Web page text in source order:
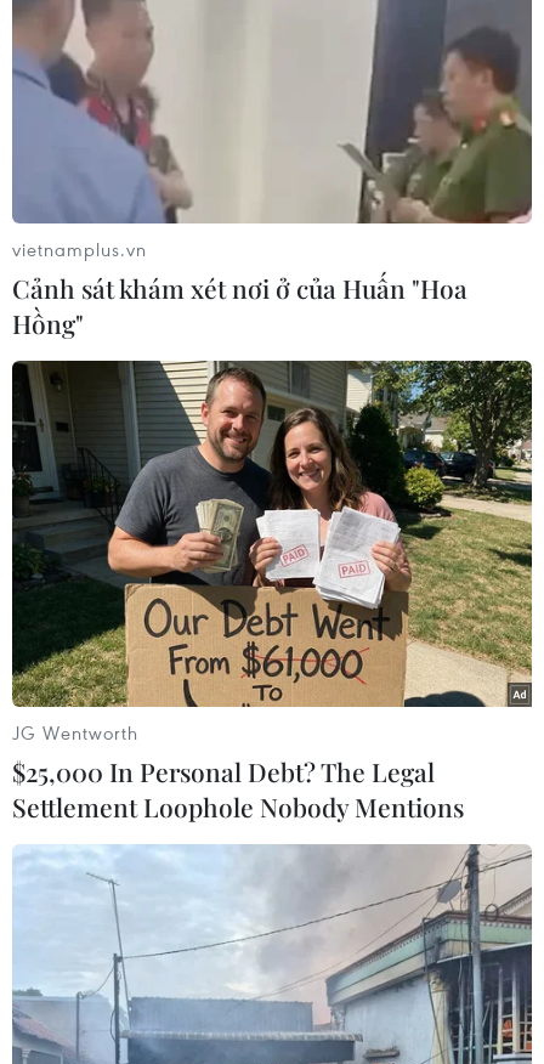
Khởi tố, bắt tạm giam chủ cơ sở Mầm
Xanh hành hạ trẻ mầm non
28/11/2017 03:55
Viện Kiểm sát Nhân dân Quận 12, Thành phố Hồ Chí
Minh, đã phê chuẩn quyết định khởi tố bị can, bắt tạm
giam bà Phạm Thị Mỹ Linh, sinh năm 1974, chủ cơ sở
mầm non Mầm Xanh về tội "hành hạ người khác."
Hỗ trợ kinh phí ăn trưa cho trẻ mẫu giáo
vùng khó khăn
11/01/2018 09:09
Thủ tướng Chính phủ vừa ban hành Nghị định quy định
chính sách hỗ trợ ăn trưa đối với trẻ em mẫu giáo thuộc
khu vực khó khăn. Mức hỗ trợ bằng 10% mức lương cơ
sở/trẻ/tháng.
vietnamplus.vn
Cảnh sát khám xét nơi ở của Huấn "Hoa
Hồng"
JG Wentworth
$25,000 In Personal Debt? The Legal
Settlement Loophole Nobody Mentions